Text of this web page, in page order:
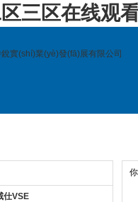
三区在线观
仕VSE